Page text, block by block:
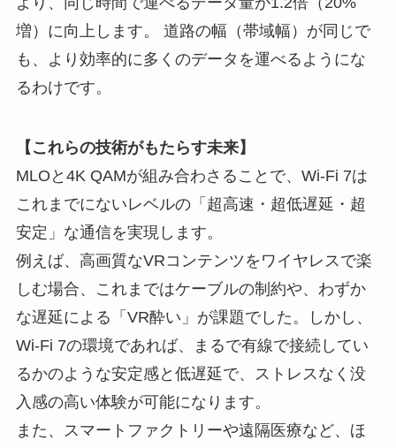
増）に向上します。 道路の幅（帯域幅）が同じで
も、より効率的に多くのデータを運べるようにな
るわけです。
【これらの技術がもたらす未来】
MLOと4K QAMが組み合わさることで、Wi-Fi 7は
これまでにないレベルの「超高速・超低遅延・超
安定」な通信を実現します。
例えば、高画質なVRコンテンツをワイヤレスで楽
しむ場合、これまではケーブルの制約や、わずか
な遅延による「VR酔い」が課題でした。しかし、
Wi-Fi 7の環境であれば、まるで有線で接続してい
るかのような安定感と低遅延で、ストレスなく没
入感の高い体験が可能になります。
また、スマートファクトリーや遠隔医療など、ほ